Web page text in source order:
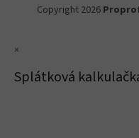
Copyright 2026
×
Splátková